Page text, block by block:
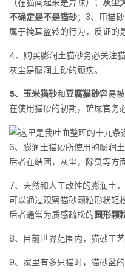
不确定是不是猫砂；3、用猫
属于掩耳盗铃的行为，反证的
4、购买膨润土猫砂务必关注
灰尘是膨润土砂的顽疾。
5、玉米猫砂和豆腐猫砂容易
在使用猫砂的初期，铲屎官务
6、膨润土猫砂所使用的膨润
后者在结团，灰尘，除臭等方
7、天然和人工改性的膨润土，
可以通过观察猫砂颗粒形状轻
后者通常为质感疏松的圆形颗
8、目前世界范围内，猫砂工艺
9、家里有多只猫时，猫砂盆